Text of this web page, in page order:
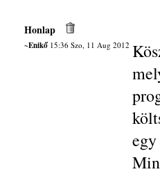
Honlap
~Enikő15:36 Szo, 11 Aug 2012